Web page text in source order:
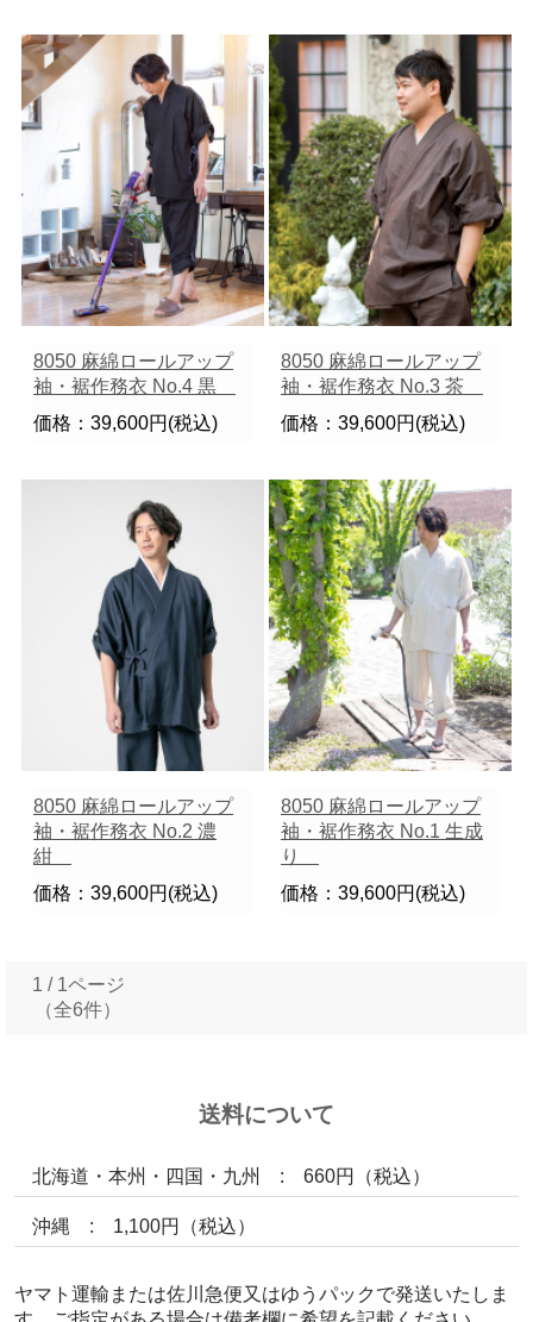
8050 麻綿ロールアップ
袖・裾作務衣 No.4 黒
価格：39,600円(税込)
8050 麻綿ロールアップ
袖・裾作務衣 No.3 茶
価格：39,600円(税込)
8050 麻綿ロールアップ
袖・裾作務衣 No.2 濃
紺
価格：39,600円(税込)
8050 麻綿ロールアップ
袖・裾作務衣 No.1 生成
り
価格：39,600円(税込)
1 / 1ページ
（全6件）
送料について
北海道・本州・四国・九州 : 660円（税込）
沖縄 : 1,100円（税込）
ヤマト運輸または佐川急便又はゆうパックで発送いたしま